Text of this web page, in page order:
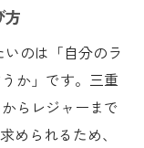
方
のは「自分のラ
か」です。三重
らレジャーまで
められるため、